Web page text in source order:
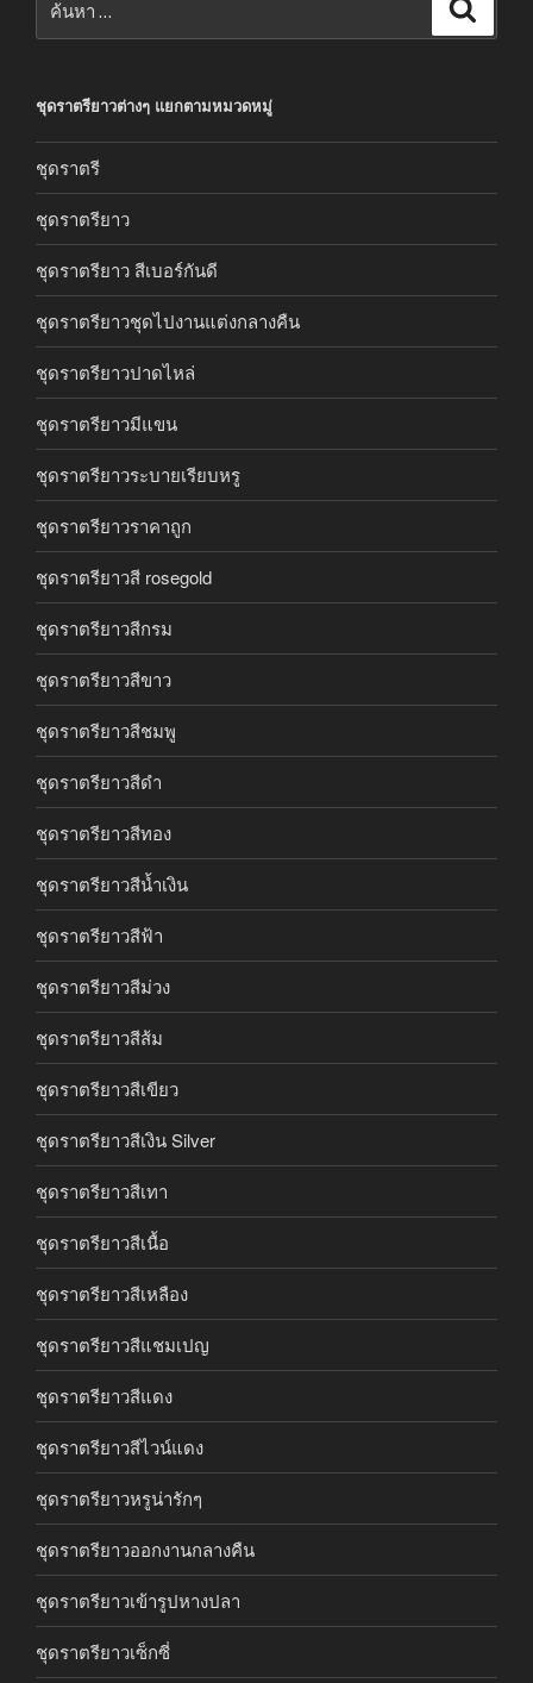
ชุดราตรียาวต่างๆ แยกตามหมวดหมู่
ชุดราตรี
ชุดราตรียาว
ชุดราตรียาว สีเบอร์กันดี
ชุดราตรียาวชุดไปงานแต่งกลางคืน
ชุดราตรียาวปาดไหล่
ชุดราตรียาวมีแขน
ชุดราตรียาวระบายเรียบหรู
ชุดราตรียาวราคาถูก
ชุดราตรียาวสี rosegold
ชุดราตรียาวสีกรม
ชุดราตรียาวสีขาว
ชุดราตรียาวสีชมพู
ชุดราตรียาวสีดำ
ชุดราตรียาวสีทอง
ชุดราตรียาวสีน้ำเงิน
ชุดราตรียาวสีฟ้า
ชุดราตรียาวสีม่วง
ชุดราตรียาวสีส้ม
ชุดราตรียาวสีเขียว
ชุดราตรียาวสีเงิน Silver
ชุดราตรียาวสีเทา
ชุดราตรียาวสีเนื้อ
ชุดราตรียาวสีเหลือง
ชุดราตรียาวสีแชมเปญ
ชุดราตรียาวสีแดง
ชุดราตรียาวสีไวน์แดง
ชุดราตรียาวหรูน่ารักๆ
ชุดราตรียาวออกงานกลางคืน
ชุดราตรียาวเข้ารูปหางปลา
ชุดราตรียาวเซ็กซี่